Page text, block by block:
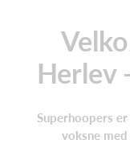
Herlev
Superhoopers
voksne